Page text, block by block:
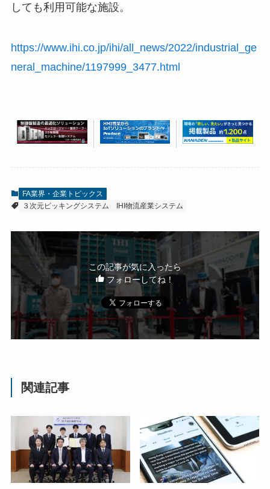
しても利用可能な施設。
https://www.ihi.co.jp/ihi/all_news/2022/industrial_ge
neral_machine/1197999_3477.html
FA業界・企業トピックス
３次元ピッキングシステム
IHI物流産業システム
この記事が気に入ったら
フォローしてね！
関連記事